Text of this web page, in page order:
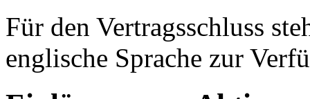
Für den Vertragsschluss
englische Sprache zur